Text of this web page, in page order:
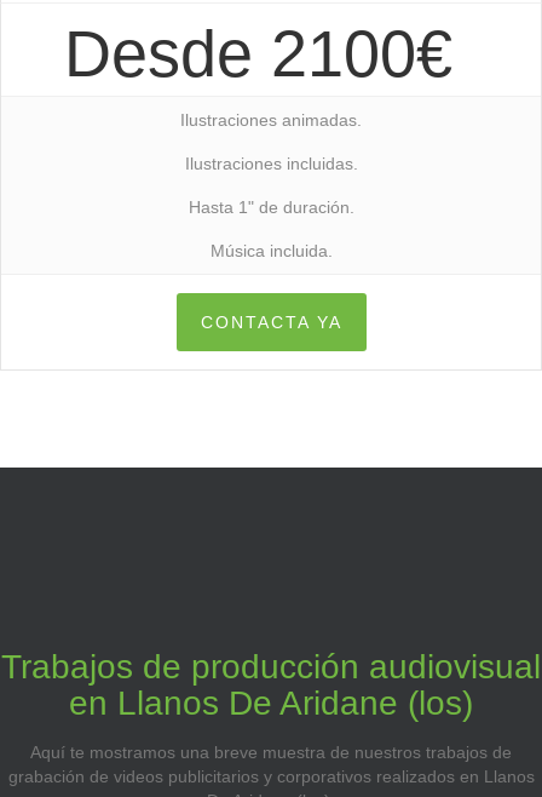
Desde 2100€
Ilustraciones animadas.
Ilustraciones incluidas.
Hasta 1" de duración.
Música incluida.
CONTACTA YA
Trabajos de producción audiovisual
en Llanos De Aridane (los)
Aquí te mostramos una breve muestra de nuestros trabajos de
grabación de videos publicitarios y corporativos realizados en Llanos